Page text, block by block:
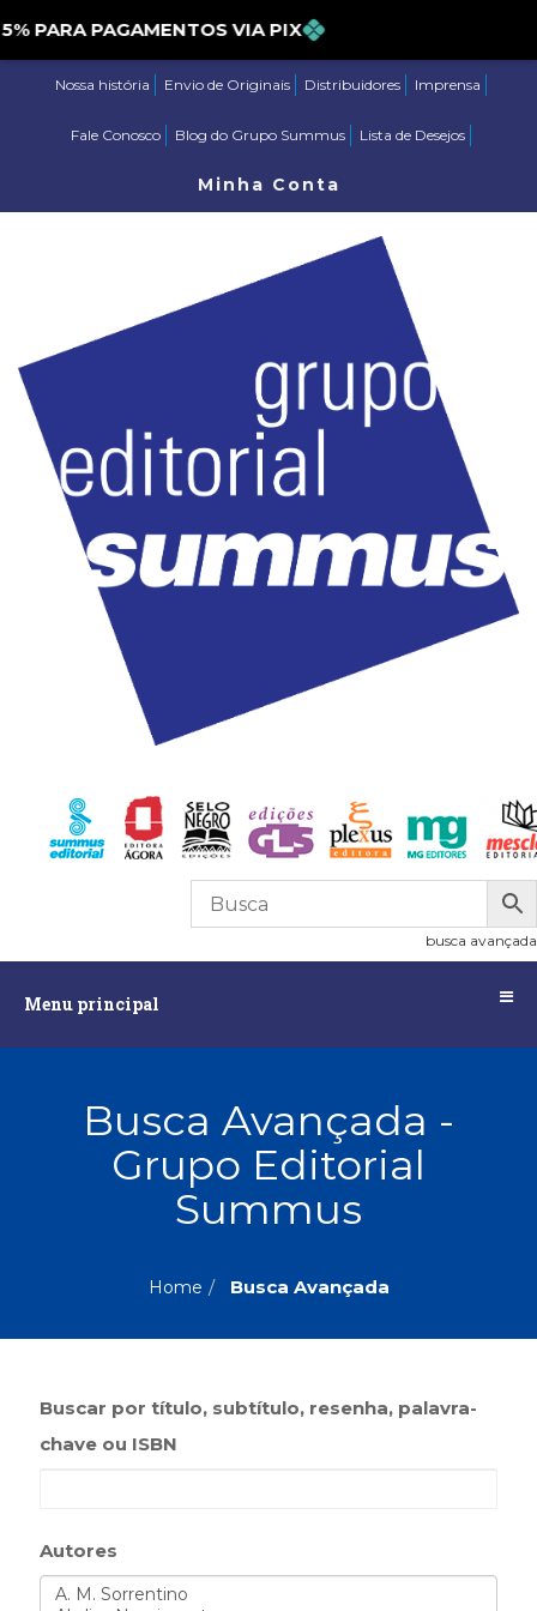
5% PARA PAGAMENTOS VIA PIX
Nossa história Envio de Originais Distribuidores Imprensa
Fale Conosco Blog do Grupo Summus Lista de Desejos
Minha Conta
R$0,00
busca avançada
Menu principal
principalAssuntos
Administração,
Humanos
Biografias,
Ciências
Sociais
PROMOÇÕES
PROFESSORES
Busca Avançada -
Grupo Editorial
Summus
Home Busca Avançada
Buscar por título, subtítulo, resenha, palavra-
chave ou ISBN
Autores